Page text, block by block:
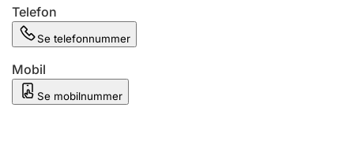
Telefon
Se telefonnummer
Mobil
Se mobilnummer